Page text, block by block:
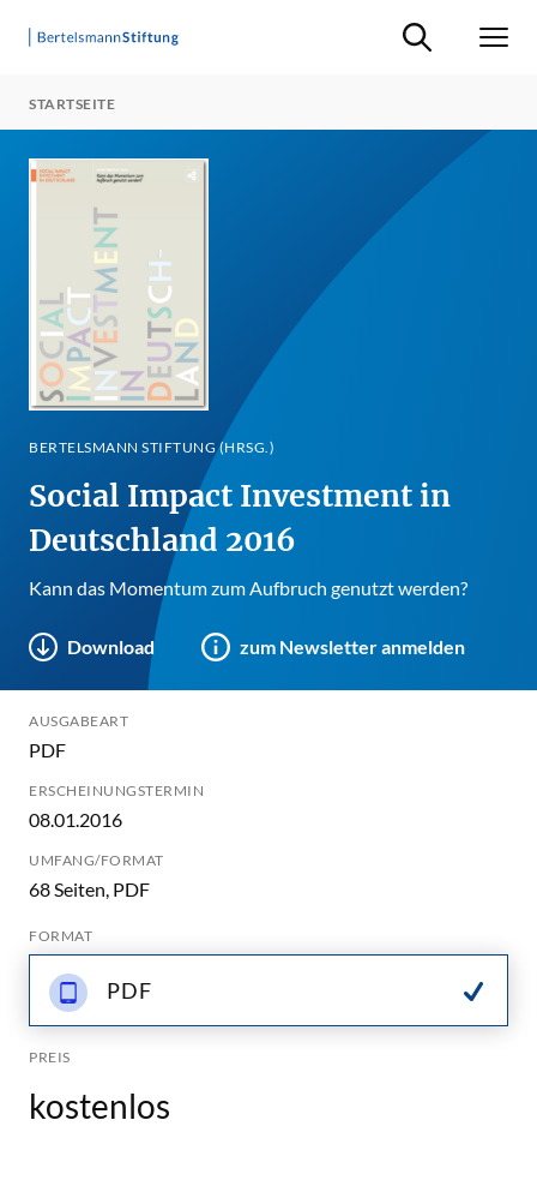
Suche ein-/
STARTSEITE
BERTELSMANN STIFTUNG (HRSG.)
Social Impact Investment in
Deutschland 2016
Kann das Momentum zum Aufbruch genutzt werden?
Download zum Newsletter anmelden
AUSGABEART
PDF
ERSCHEINUNGSTERMIN
08.01.2016
UMFANG/FORMAT
68 Seiten, PDF
FORMAT
PDF
PREIS
kostenlos